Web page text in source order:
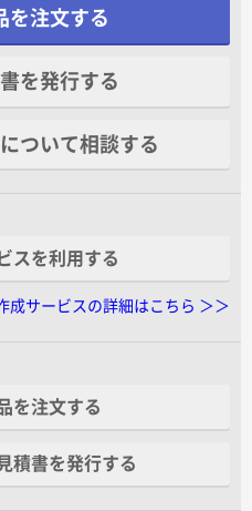
を注文する
を発行する
ついて相談する
スを利用する
成サービスの詳細はこちら ＞＞
を注文する
積書を発行する